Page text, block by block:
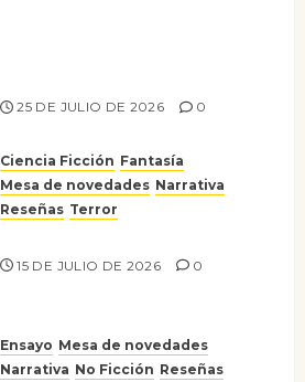
25 DE JULIO DE 2026 0
Ciencia Ficción Fantasía
Mesa de novedades Narrativa
Reseñas Terror
15 DE JULIO DE 2026 0
Ensayo Mesa de novedades
Narrativa No Ficción Reseñas